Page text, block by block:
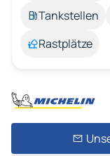
Tankstellen
Rastplätze